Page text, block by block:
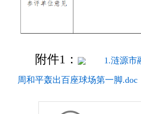
附件1：
1.涟源市
周和平轰出百座球场第一脚.doc